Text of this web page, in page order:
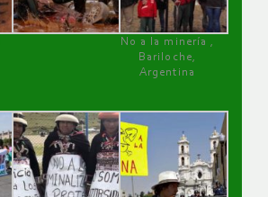
No a la minería ,
Bariloche,
Argentina